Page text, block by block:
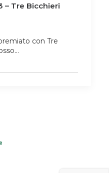
– Tre Bicchieri
con Tre